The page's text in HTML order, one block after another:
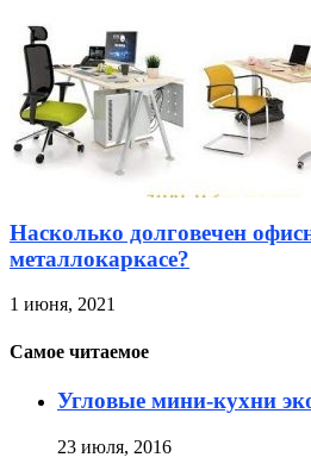
Насколько долговечен
металлокаркасе?
1 июня, 2021
Самое читаемое
Угловые мини-кухни
23 июля, 2016